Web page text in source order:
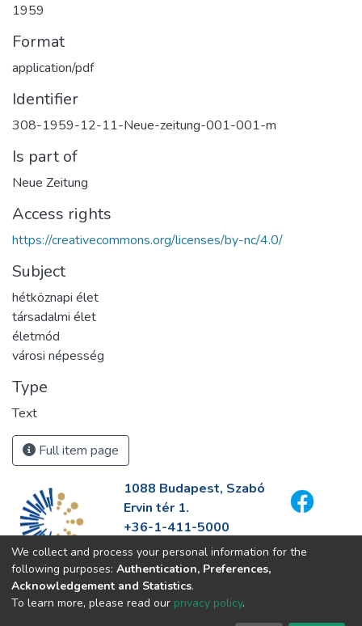
1959
Format
application/pdf
Identifier
308-1959-12-11-Neue-zeitung-001-001-m
Is part of
Neue Zeitung
Access rights
https://creativecommons.org/licenses/by-nc/4.0/
Subject
hétköznapi élet
társadalmi élet
életmód
városi népesség
Type
Text
Full item page
1088 Budapest, Szabó
Ervin tér 1.
+36-1-411-5000
info@fszek.hu
https://fszek.hu
We collect and process your personal information for the
following purposes: Authentication, Preferences,
Acknowledgement and Statistics.
To learn more, please read our privacy policy.